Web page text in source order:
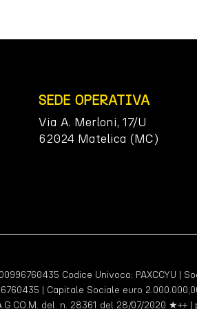
SEDE OPERATIVA
Via A. Merloni, 17/U
62024 Matelica (MC)
Codice Univoco: PAXCCYU |
| Capitale Sociale euro
del. n. 28361 del 28/07/2020 ★++ |